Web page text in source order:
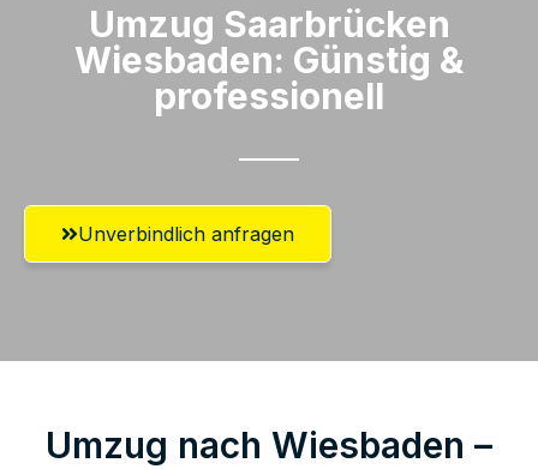
Umzug Saarbrücken​
Wiesbaden: Günstig &
professionell​
Unverbindlich anfragen
Umzug nach Wiesbaden –